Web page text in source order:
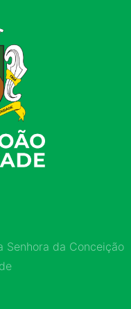
Senhora da Conceição